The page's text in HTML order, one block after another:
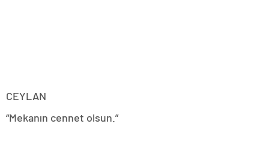
CEYLAN
“Mekanın cennet olsun.”